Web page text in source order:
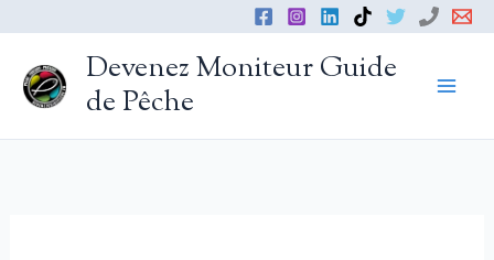
contenu
Devenez Moniteur Guide
de Pêche